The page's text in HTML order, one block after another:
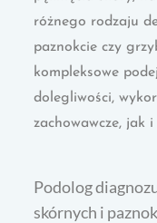
różnego rodzaju
paznokcie czy
kompleksowe
dolegliwości,
zachowawcze, jak
Podolog
skórnych i